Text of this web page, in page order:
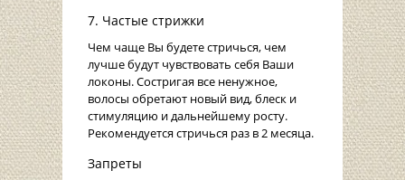
7. Частые стрижки
Чем чаще Вы будете стричься, чем
лучше будут чувствовать себя Ваши
локоны. Состригая все ненужное,
волосы обретают новый вид, блеск и
стимуляцию и дальнейшему росту.
Рекомендуется стричься раз в 2 месяца.
Запреты